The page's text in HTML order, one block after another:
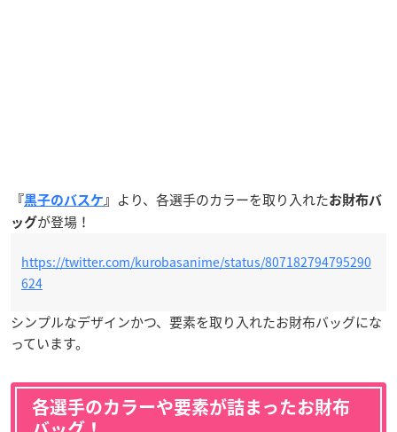
『黒子のバスケ 』 より、各選手のカラーを取り入れたお財布バ
ッグが登場！
https://twitter.com/kurobasanime/status/807182794795290
624
シンプルなデザインかつ、要素を取り入れたお財布バッグにな
っています。
各選手のカラーや要素が詰まったお財布